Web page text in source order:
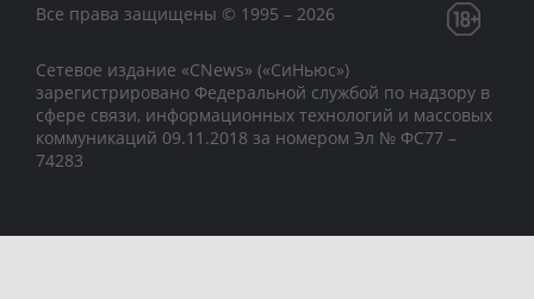
Все права защищены © 1995 – 2026
Сетевое издание «CNews» («СиНьюс»)
зарегистрировано Федеральной службой по надзору в
сфере связи, информационных технологий и массовых
коммуникаций 09.11.2018 за номером Эл № ФС77 –
74283